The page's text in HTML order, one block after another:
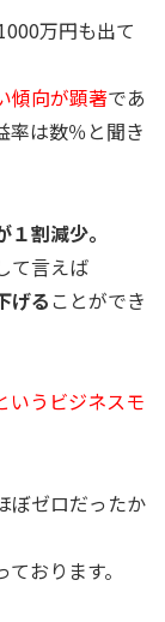
万円も出て
傾向が顕著であ
率は数％と聞き
割減少。
て言えば
げる ことができ
いうビジネスモ
ぼゼロだったか
おります。